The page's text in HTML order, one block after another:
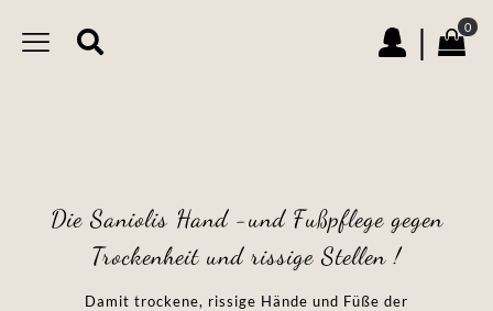
| 0
Die Saniolis Hand -und Fußpflege gegen
Trockenheit und rissige Stellen !
Damit trockene, rissige Hände und Füße der